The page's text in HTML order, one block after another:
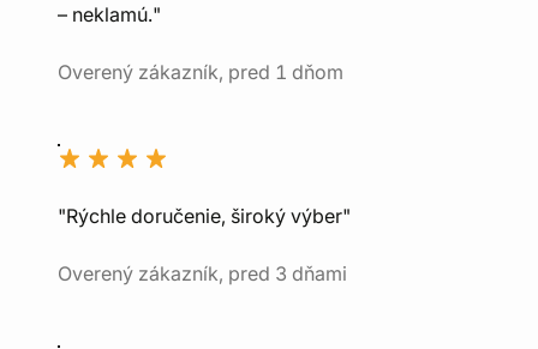
– neklamú."
Overený zákazník, pred 1 dňom
"Rýchle doručenie, široký výber"
Overený zákazník, pred 3 dňami